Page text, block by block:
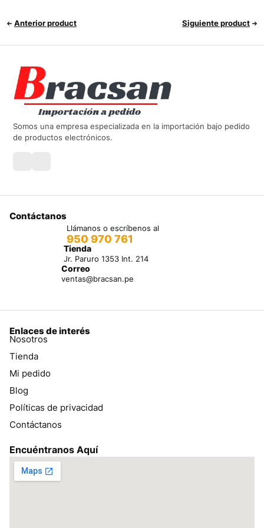
Anterior product Siguiente product
Somos una empresa especializada en la importación bajo pedido
de productos electrónicos.
Contáctanos
Llámanos o escríbenos al
950 970 761
Tienda
Jr. Paruro 1353 Int. 214
Correo
ventas@bracsan.pe
Enlaces de interés
Nosotros
Tienda
Mi pedido
Blog
Políticas de privacidad
Contáctanos
Encuéntranos Aquí